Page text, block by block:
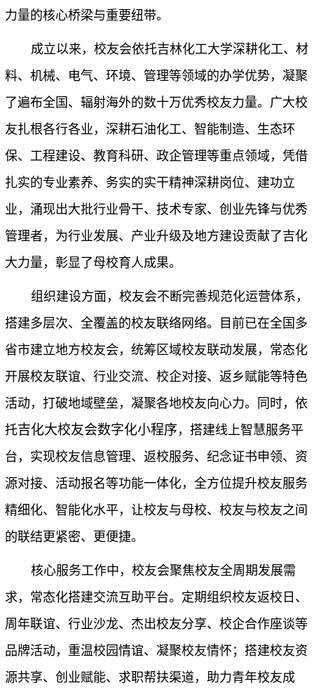
力量的核心桥梁与重要纽带。
成立以来，校友会依托吉林化工大学深耕化工、材
料、机械、电气、环境、管理等领域的办学优势，凝聚
了遍布全国、辐射海外的数十万优秀校友力量。广大校
友扎根各行各业，深耕石油化工、智能制造、生态环
保、工程建设、教育科研、政企管理等重点领域，凭借
扎实的专业素养、务实的实干精神深耕岗位、建功立
业，涌现出大批行业骨干、技术专家、创业先锋与优秀
管理者，为行业发展、产业升级及地方建设贡献了吉化
大力量，彰显了母校育人成果。
组织建设方面，校友会不断完善规范化运营体系，
搭建多层次、全覆盖的校友联络网络。目前已在全国多
省市建立地方校友会，统筹区域校友联动发展，常态化
开展校友联谊、行业交流、校企对接、返乡赋能等特色
活动，打破地域壁垒，凝聚各地校友向心力。同时，依
托吉化大校友会数字化小程序 ，搭建线上智慧服务平
台，实现校友信息管理、返校服务、纪念证书申领、资
源对接、活动报名等功能一体化，全方位提升校友服务
精细化、智能化水平，让校友与母校、校友与校友之间
的联结更紧密、更便捷。
核心服务工作中，校友会聚焦校友全周期发展需
求，常态化搭建交流互助平台。定期组织校友返校日、
周年联谊、行业沙龙、杰出校友分享、校企合作座谈等
品牌活动，重温校园情谊、凝聚校友情怀；搭建校友资
源共享、创业赋能、求职帮扶渠道，助力青年校友成